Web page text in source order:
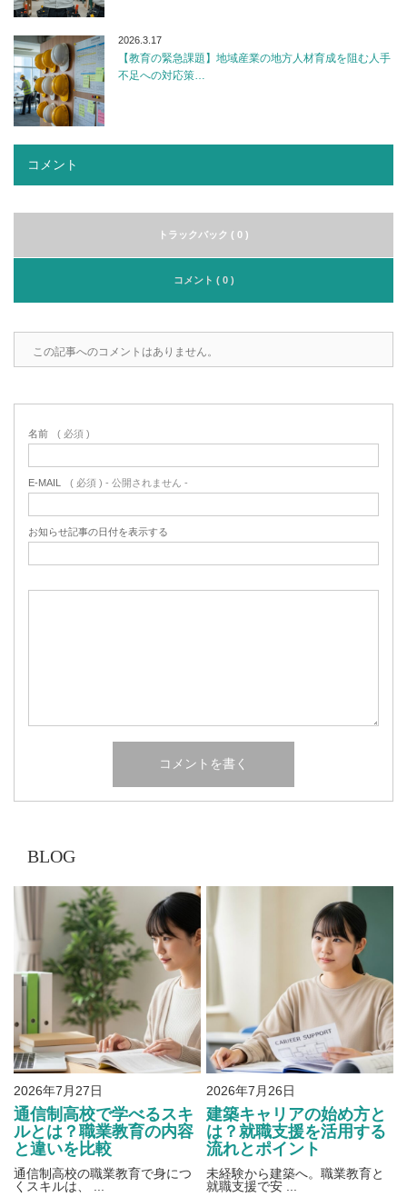
2026.3.17
【教育の緊急課題】地域産業の地方人材育成を阻む人手
不足への対応策…
コメント
トラックバック ( 0 )
コメント ( 0 )
この記事へのコメントはありません。
名前 ( 必須 )
E-MAIL ( 必須 ) - 公開されません -
お知らせ記事の日付を表示する
BLOG
2026年7月27日
通信制高校で学べるスキ
ルとは？職業教育の内容
と違いを比較
通信制高校の職業教育で身につ
くスキルは、 ...
2026年7月26日
建築キャリアの始め方と
は？就職支援を活用する
流れとポイント
未経験から建築へ。職業教育と
就職支援で安 ...